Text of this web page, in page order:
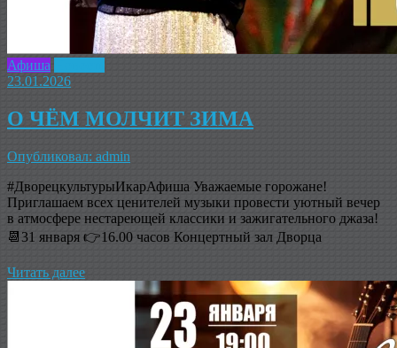
Афиша
23.01.2026
О ЧЁМ МОЛЧИТ ЗИМА
Опубликовал: admin
#ДворецкультурыИкарАфиша Уважаемые горожане!
Приглашаем всех ценителей музыки провести уютный вечер
в атмосфере нестареющей классики и зажигательного джаза!
📆31 января 👉16.00 часов Концертный зал Дворца
Читать далее